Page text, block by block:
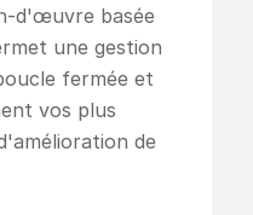
d'œuvre basée
une gestion
fermée et
vos plus
de